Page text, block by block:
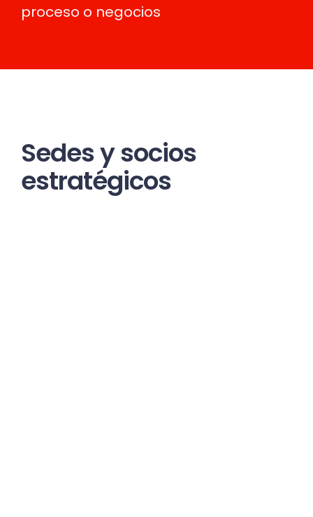
proceso o negocios
Sedes y socios
estratégicos